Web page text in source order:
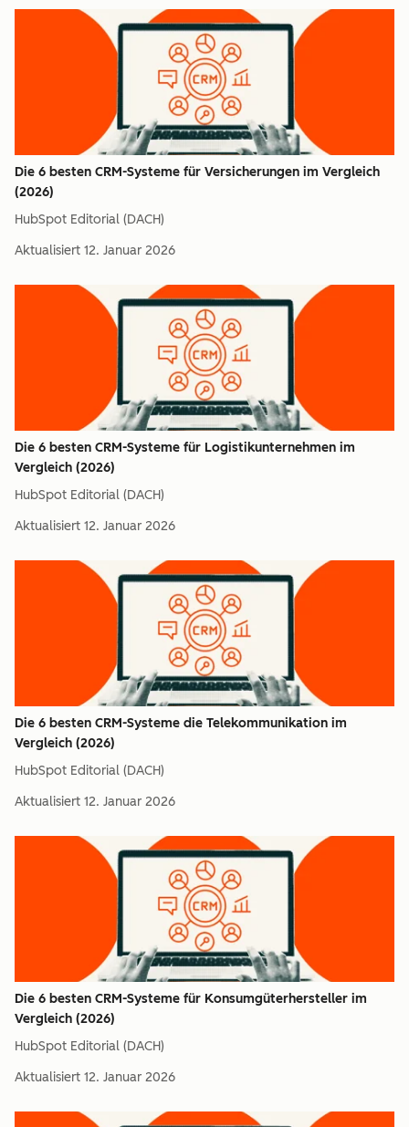
Die 6 besten CRM-Systeme für Versicherungen im Vergleich
(2026)
HubSpot Editorial (DACH)
Aktualisiert 12. Januar 2026
Die 6 besten CRM-Systeme für Logistikunternehmen im
Vergleich (2026)
HubSpot Editorial (DACH)
Aktualisiert 12. Januar 2026
Die 6 besten CRM-Systeme die Telekommunikation im
Vergleich (2026)
HubSpot Editorial (DACH)
Aktualisiert 12. Januar 2026
Die 6 besten CRM-Systeme für Konsumgüterhersteller im
Vergleich (2026)
HubSpot Editorial (DACH)
Aktualisiert 12. Januar 2026